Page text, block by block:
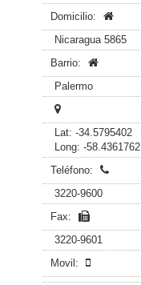
Domicilio:
Nicaragua 5865
Barrio:
Palermo
Lat: -34.5795402
Long: -58.4361762
Teléfono:
3220-9600
Fax:
3220-9601
Movil: